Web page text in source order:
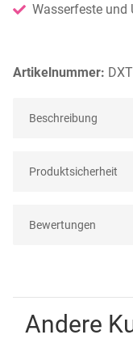
Artikelnummer:
Wasserfeste und
Beschreibung
Produktsicherheit
Bewertungen
Andere